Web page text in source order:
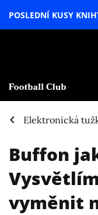
POSLEDNÍ KUSY
Elektronická
Buffon
vyměnit